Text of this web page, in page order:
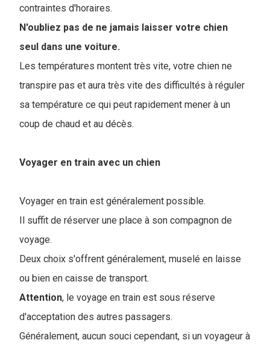
contraintes d'horaires.
N'oubliez pas de ne jamais laisser votre chien
seul dans une voiture.
Les températures montent très vite, votre chien ne
transpire pas et aura très vite des difficultés à réguler
sa température ce qui peut rapidement mener à un
coup de chaud et au décès.
Voyager en train avec un chien
Voyager en train est généralement possible.
Il suffit de réserver une place à son compagnon de
voyage.
Deux choix s'offrent généralement, muselé en laisse
ou bien en caisse de transport.
Attention, le voyage en train est sous réserve
d'acceptation des autres passagers.
Généralement, aucun souci cependant, si un voyageur à